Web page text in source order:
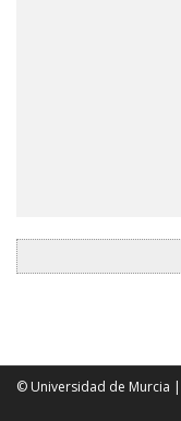
© Universidad de Murcia |